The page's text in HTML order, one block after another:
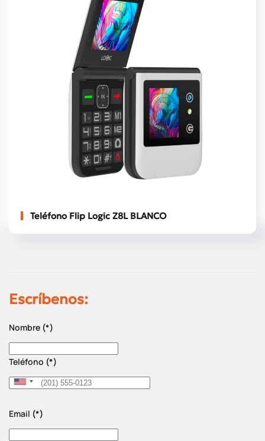
Teléfono Flip Logic Z8L BLANCO
Escríbenos:
Nombre (*)
Teléfono (*)
United
+1
Email (*)